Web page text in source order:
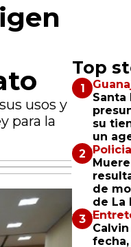
usos y
para la
Top
Santa
su
un
de
de La